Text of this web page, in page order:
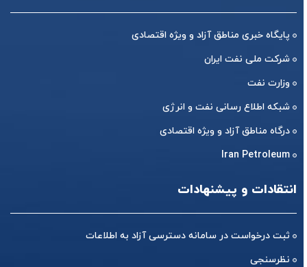
پایگاه خبری مناطق آزاد و ویژه اقتصادی
شرکت ملی نفت ایران
وزارت نفت
شبکه اطلاع رسانی نفت و انرژی
درگاه مناطق آزاد و ویژه اقتصادی
Iran Petroleum
انتقادات و پیشنهادات
ثبت درخواست در سامانه دسترسی آزاد به اطلاعات
نظرسنجی